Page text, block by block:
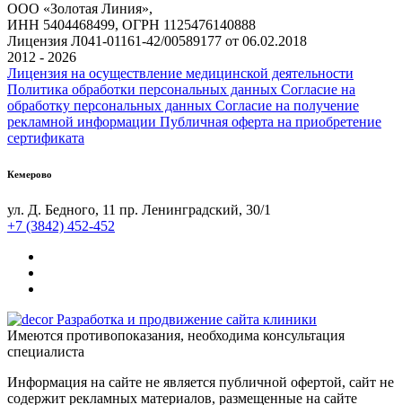
ООО «Золотая Линия»,
ИНН 5404468499, ОГРН 1125476140888
Лицензия Л041-01161-42/00589177 от 06.02.2018
2012 - 2026
Лицензия на осуществление медицинской деятельности
Политика обработки персональных данных Согласие на
обработку персональных данных Согласие на получение
рекламной информации Публичная оферта на приобретение
сертификата
Кемерово
ул. Д. Бедного, 11 пр. Ленинградский, 30/1
+7 (3842) 452-452
Разработка и продвижение сайта клиники
Имеются противопоказания, необходима консультация
специалиста
Информация на сайте не является публичной офертой, сайт не
содержит рекламных материалов, размещенные на сайте